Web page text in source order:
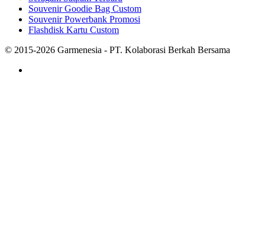
Souvenir Goodie Bag Custom
Souvenir Powerbank Promosi
Flashdisk Kartu Custom
© 2015-2026 Garmenesia - PT. Kolaborasi Berkah Bersama